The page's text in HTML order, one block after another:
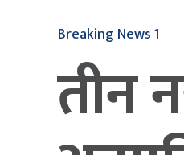
Breaking News 1
तीन